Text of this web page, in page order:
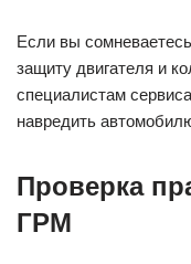
Если вы
защиту двигателя и
специалистам
навредить
Проверка
ГРМ